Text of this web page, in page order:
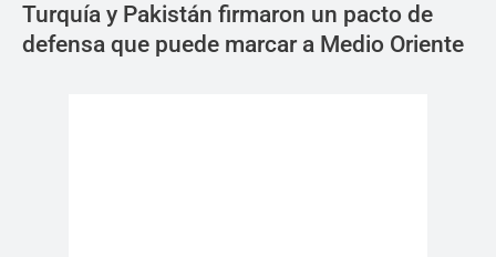
Turquía y Pakistán firmaron un pacto de
defensa que puede marcar a Medio Oriente